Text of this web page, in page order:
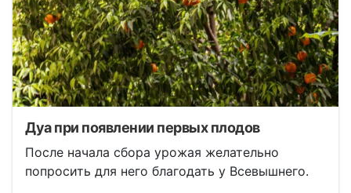
Дуа при появлении первых плодов
После начала сбора урожая желательно
попросить для него благодать у Всевышнего.